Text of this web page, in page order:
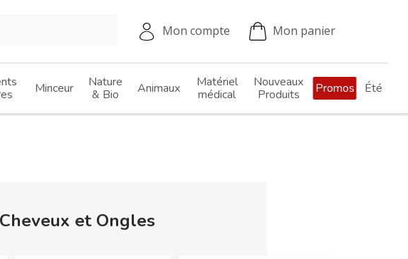
Mon compte Mon panier
Minceur
Nature
& Bio
Animaux
Matériel
médical
Nouveaux
Produits
Promos Été
et Ongles